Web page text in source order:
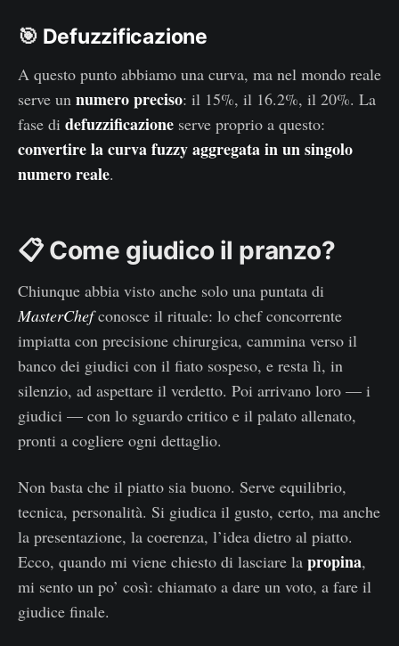
🎯 Defuzzificazione
A questo punto abbiamo una curva, ma nel mondo reale
serve un numero preciso: il 15%, il 16.2%, il 20%. La
fase di defuzzificazione serve proprio a questo:
convertire la curva fuzzy aggregata in un singolo
numero reale.
📋 Come giudico il pranzo?
Chiunque abbia visto anche solo una puntata di
MasterChefconosce il rituale: lo chef concorrente
impiatta con precisione chirurgica, cammina verso il
banco dei giudici con il fiato sospeso, e resta lì, in
silenzio, ad aspettare il verdetto. Poi arrivano loro — i
giudici — con lo sguardo critico e il palato allenato,
pronti a cogliere ogni dettaglio.
Non basta che il piatto sia buono. Serve equilibrio,
tecnica, personalità. Si giudica il gusto, certo, ma anche
la presentazione, la coerenza, l’idea dietro al piatto.
Ecco, quando mi viene chiesto di lasciare la propina,
mi sento un po’ così: chiamato a dare un voto, a fare il
giudice finale.